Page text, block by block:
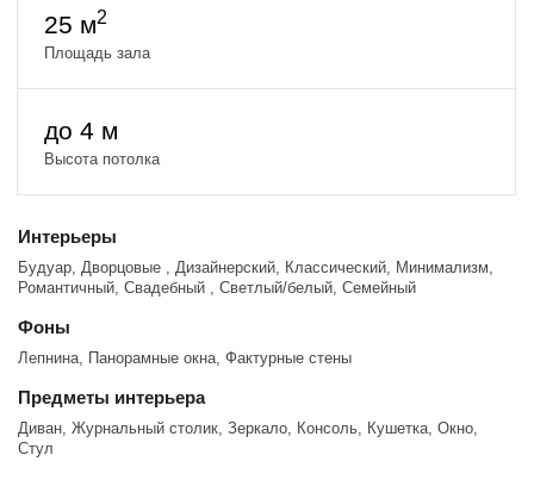
Эркерное окно с нежным тюлем и люстрой.
Настенное панно из коллекции ROBERTO CAVALLI Home
25 м2
Площадь зала
до 4 м
Высота потолка
Интерьеры
Будуар, Дворцовые , Дизайнерский, Классический, Минимализм,
Романтичный, Свадебный , Светлый/белый, Семейный
Фоны
Лепнина, Панорамные окна, Фактурные стены
Предметы интерьера
Диван, Журнальный столик, Зеркало, Консоль, Кушетка, Окно,
Стул